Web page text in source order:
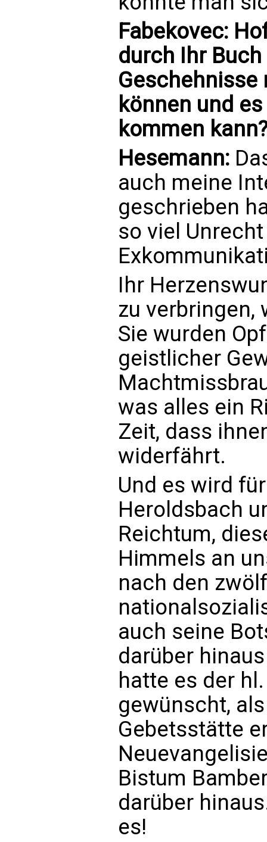
Fabekovec:
durch Ihr
können und
kommen
Hesemann:
auch meine
geschrieben
so viel
Ihr
zu verbringen,
Sie wurden
geistlicher
was alles ein
Zeit, dass
widerfährt.
Und es wird
Heroldsbach
Reichtum,
Himmels an
nach den
auch seine
darüber
hatte es der
gewünscht,
Gebetsstätte
Bistum
darüber
es!